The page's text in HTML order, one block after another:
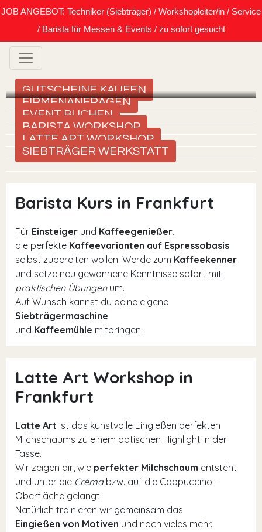
JOB ANGEBOT: Techniker (Siebträger) / Workshopleiter/in / Service
/ Barista für Messen & Events / zu sofort gesucht
GUTSCHEINE KAUFEN
FIRMENANFRAGEN
EVENT BUCHEN
BARISTA WORKSHOP
LATTE ART WORKSHOP
SIEBTRÄGER WERKSTATT
Barista Kurs in Frankfurt
Für Einsteiger und Kaffeegenießer,
die perfekte Kaffeevarianten auf Espressobasis
selbst zubereiten wollen. Werde zum Kaffeekenner
und setze neu gewonnene Kenntnisse sofort mit
praktischen Übungenum.
Auf Wunsch kannst du deine eigene
Siebträgermaschine
und Kaffeemühle mitbringen.
Latte Art Workshop in
Frankfurt
Latte Art ist das kunstvolle Eingießen perfekten
Milchschaums zu einem optischen Highlight in der
Tasse.
Wir zeigen dir, wie perfekter Milchschaum entsteht
und unter die Crémabzw. auf die Cappuccino-
Oberfläche gelangt.
Natürlich trainieren wir gemeinsam das
Eingießen von Motiven und noch vieles mehr.